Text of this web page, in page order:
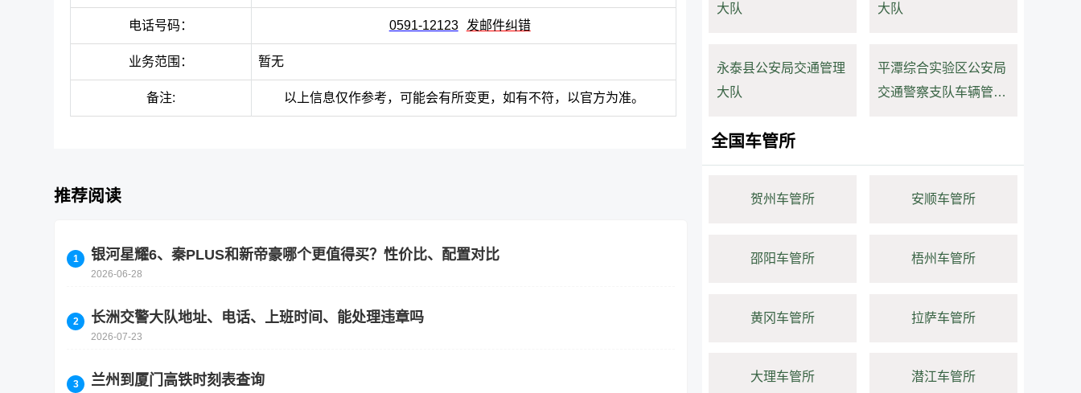
电话号码： 0591-12123 发邮件纠错
业务范围： 暂无
备注: 以上信息仅作参考，可能会有所变更，如有不符，以官方为准。
推荐阅读
银河星耀6、秦PLUS和新帝豪哪个更值得买？性价比、配置对比
2026-06-28
长洲交警大队地址、电话、上班时间、能处理违章吗
2026-07-23
兰州到厦门高铁时刻表查询
大队
大队
永泰县公安局交通管理
大队
平潭综合实验区公安局
交通警察支队车辆管理
全国车管所
贺州车管所 安顺车管所
邵阳车管所 梧州车管所
黄冈车管所 拉萨车管所
大理车管所 潜江车管所